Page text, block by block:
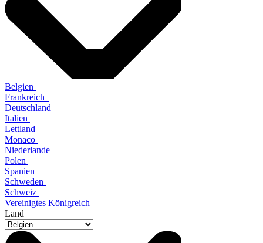
Belgien
Frankreich
Deutschland
Italien
Lettland
Monaco
Niederlande
Polen
Spanien
Schweden
Schweiz
Vereinigtes Königreich
Land